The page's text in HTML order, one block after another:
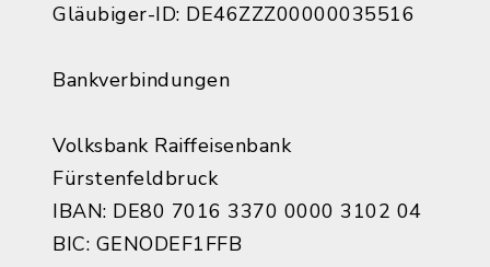
Gläubiger-ID: DE46ZZZ00000035516
Bankverbindungen
Volksbank Raiffeisenbank
Fürstenfeldbruck
IBAN: DE80 7016 3370 0000 3102 04
BIC: GENODEF1FFB